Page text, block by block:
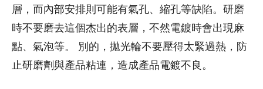
層，而內部安排則可能有氣孔、縮孔等缺陷。研磨
時不要磨去這個杰出的表層，不然電鍍時會出現麻
點、氣泡等。 別的，拋光輪不要壓得太緊過熱，防
止研磨劑與產品粘連，造成產品電鍍不良。